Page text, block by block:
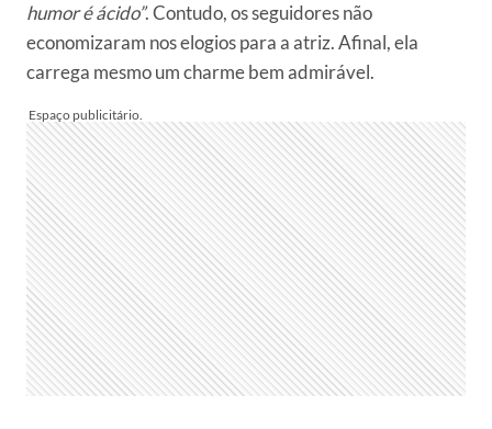
humor é ácido”. Contudo, os seguidores não
economizaram nos elogios para a atriz. Afinal, ela
carrega mesmo um charme bem admirável.